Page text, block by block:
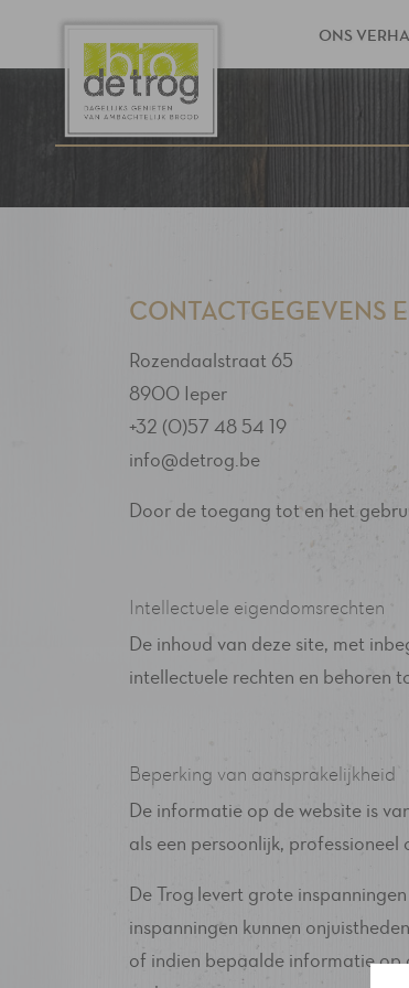
ONS
CONTACTGEGEVENS
Rozendaalstraat 65
8900 Ieper
+32 (0)57 48 54 19
info@detrog.be
Door de toegang tot en het
Intellectuele eigendomsrechten
De inhoud van deze site, met
intellectuele rechten en behoren
Beperking van aansprakelijkheid
De informatie op de website is
als een persoonlijk,
De Trog levert grote
inspanningen kunnen
of indien bepaalde informatie op